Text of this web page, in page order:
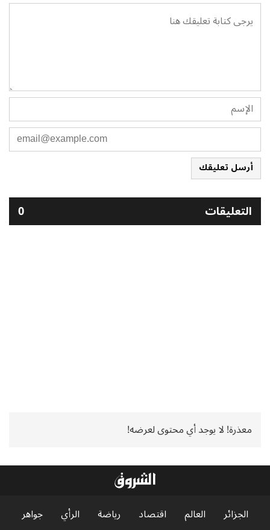
أرسل تعليقك
التعليقات 0
معذرة! لا يوجد أي محتوى لعرضه!
الجزائر العالم اقتصاد رياضة الرأي جواهر